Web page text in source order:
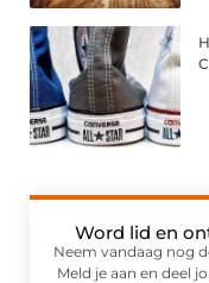
Word lid en
Neem vandaag nog
Meld je aan en deel